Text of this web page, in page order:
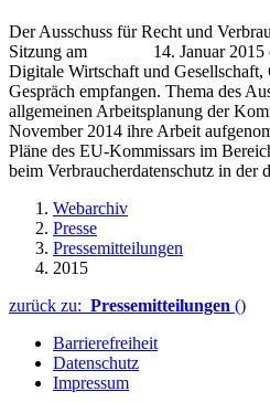
Der Ausschuss für Recht und
Sitzung am 14. Januar 2015
Digitale Wirtschaft und Gesellschaft,
Gespräch empfangen. Thema des
allgemeinen Arbeitsplanung der
November 2014 ihre Arbeit
Pläne des EU-Kommissars im
beim Verbraucherdatenschutz in der
Webarchiv
Presse
Pressemitteilungen
2015
zurück zu: Pressemitteilungen ()
Barrierefreiheit
Datenschutz
Impressum